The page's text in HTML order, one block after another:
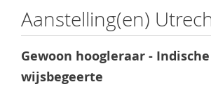
Aanstelling(en)
Gewoon hoogleraar - Indische
wijsbegeerte